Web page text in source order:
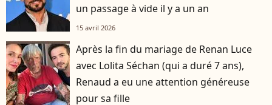
un passage à vide il y a un an
15 avril 2026
Après la fin du mariage de Renan Luce
avec Lolita Séchan (qui a duré 7 ans),
Renaud a eu une attention généreuse
pour sa fille